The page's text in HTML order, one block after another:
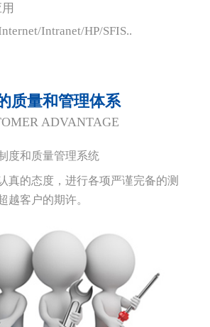
Intranet/HP/SFIS..
质量和管理体系
ADVANTAGE
度和质量管理系统
真的态度，进行各项严谨完备的测
越客户的期许。